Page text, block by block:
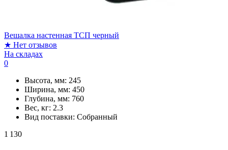
Вешалка настенная ТСП черный
★ Нет отзывов
На складах
0
Высота, мм: 245
Ширина, мм: 450
Глубина, мм: 760
Вес, кг: 2.3
Вид поставки: Собранный
1 130